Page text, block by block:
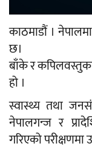
काठमाडौं ।
छ।
बाँके र
हो ।
स्वास्थ्य तथा
नेपालगन्ज र
गरिएको परीक्षणमा